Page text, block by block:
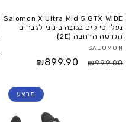
Salomon X Ultra Mid 5 GTX WIDE
נעלי טיולים בגובה בינוני לגברים
הגרסה הרחבה (2E)
SALOMON
₪999.00
₪899.90
מבצע